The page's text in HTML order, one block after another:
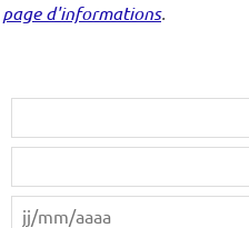
page d'informations.